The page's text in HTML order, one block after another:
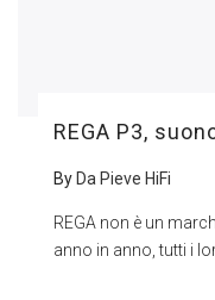
REGA P3,
By Da Pieve HiFi
REGA non è un
anno in anno, tutti i